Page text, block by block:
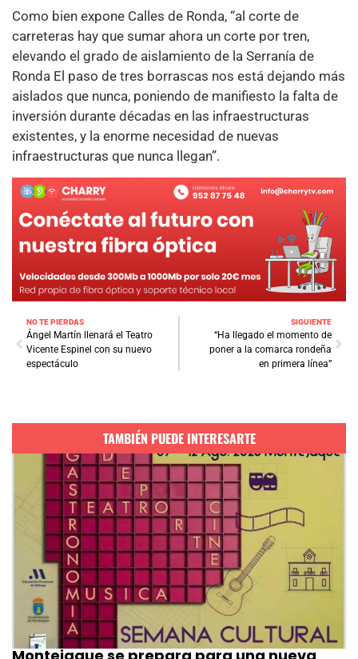
Como bien expone Calles de Ronda, “al corte de
carreteras hay que sumar ahora un corte por tren,
elevando el grado de aislamiento de la Serranía de
Ronda El paso de tres borrascas nos está dejando más
aislados que nunca, poniendo de manifiesto la falta de
inversión durante décadas en las infraestructuras
existentes, y la enorme necesidad de nuevas
infraestructuras que nunca llegan”.
NO TE PIERDAS
Ángel Martín llenará el Teatro
Vicente Espinel con su nuevo
espectáculo
SIGUIENTE
“Ha llegado el momento de
poner a la comarca rondeña
en primera línea”
TAMBIÉN PUEDE INTERESARTE